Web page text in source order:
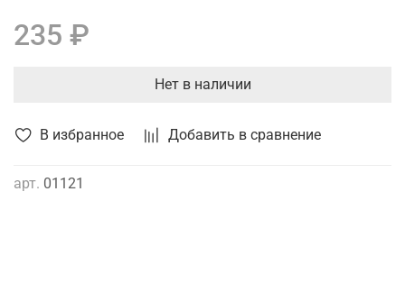
В избранное Добавить в сравнение
арт. 01121
235 ₽
Нет в наличии